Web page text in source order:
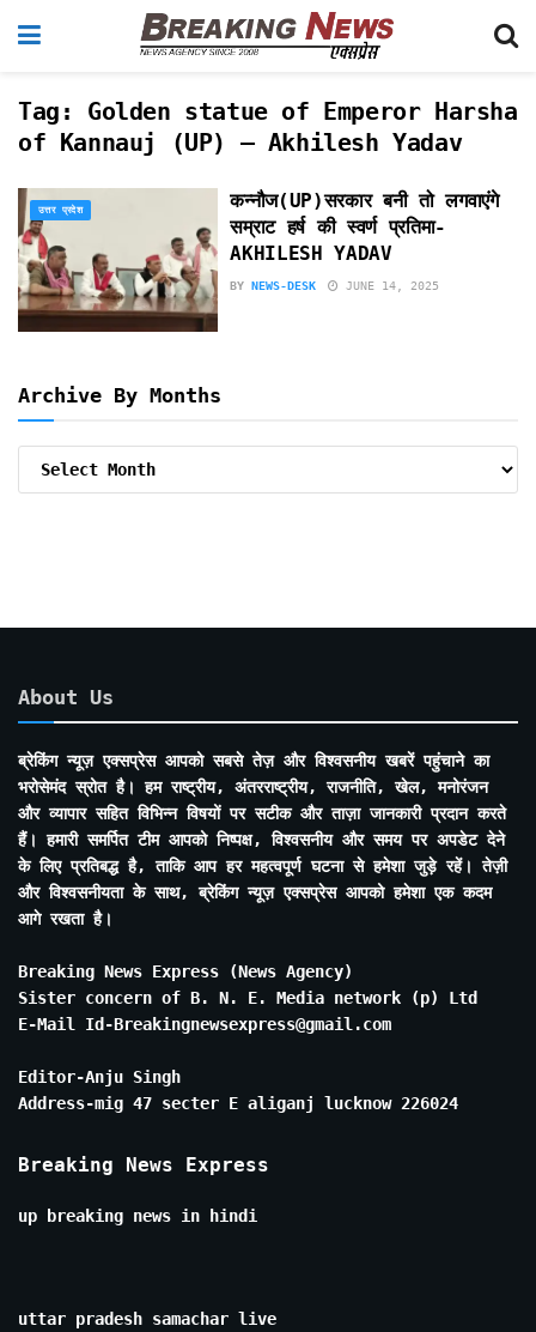
Tag: Golden statue of Emperor Harsha
of Kannauj (UP) – Akhilesh Yadav
उत्तर प्रदेश
कन्नौज(UP)सरकार बनी तो लगवाएंगे
सम्राट हर्ष की स्वर्ण प्रतिमा-
AKHILESH YADAV
BY NEWS-DESK JUNE 14, 2025
Archive By Months
About Us
ब्रेकिंग न्यूज़ एक्सप्रेस आपको सबसे तेज़ और विश्वसनीय खबरें पहुंचाने का
भरोसेमंद स्रोत है। हम राष्ट्रीय, अंतरराष्ट्रीय, राजनीति, खेल, मनोरंजन
और व्यापार सहित विभिन्न विषयों पर सटीक और ताज़ा जानकारी प्रदान करते
हैं। हमारी समर्पित टीम आपको निष्पक्ष, विश्वसनीय और समय पर अपडेट देने
के लिए प्रतिबद्ध है, ताकि आप हर महत्वपूर्ण घटना से हमेशा जुड़े रहें। तेज़ी
और विश्वसनीयता के साथ, ब्रेकिंग न्यूज़ एक्सप्रेस आपको हमेशा एक कदम
आगे रखता है।
Breaking News Express (News Agency)
Sister concern of B. N. E. Media network (p) Ltd
E-Mail Id-Breakingnewsexpress@gmail.com
Editor-Anju Singh
Address-mig 47 secter E aliganj lucknow 226024
Breaking News Express
up breaking news in hindi
uttar pradesh samachar live